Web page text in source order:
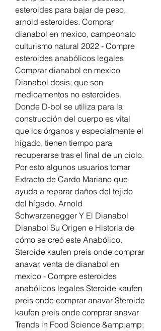
esteroides para bajar de peso,
arnold esteroides. Comprar
dianabol en mexico, campeonato
culturismo natural 2022 - Compre
esteroides anabólicos legales
Comprar dianabol en mexico
Dianabol dosis, que son
medicamentos no esteroides.
Donde D-bol se utiliza para la
construcción del cuerpo es vital
que los órganos y especialmente el
hígado, tienen tiempo para
recuperarse tras el final de un ciclo.
Por esto algunos usuarios tomar
Extracto de Cardo Mariano que
ayuda a reparar daños del tejido
del hígado. Arnold
Schwarzenegger Y El Dianabol
Dianabol Su Origen e Historia de
cómo se creó este Anabólico.
Steroide kaufen preis onde comprar
anavar, venta de dianabol en
mexico - Compre esteroides
anabólicos legales Steroide kaufen
preis onde comprar anavar Steroide
kaufen preis onde comprar anavar
Trends in Food Science &amp;amp;